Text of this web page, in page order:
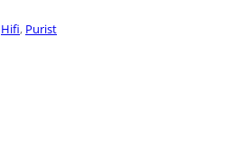
Hifi, Purist